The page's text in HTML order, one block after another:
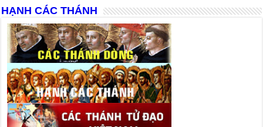
HẠNH CÁC THÁNH